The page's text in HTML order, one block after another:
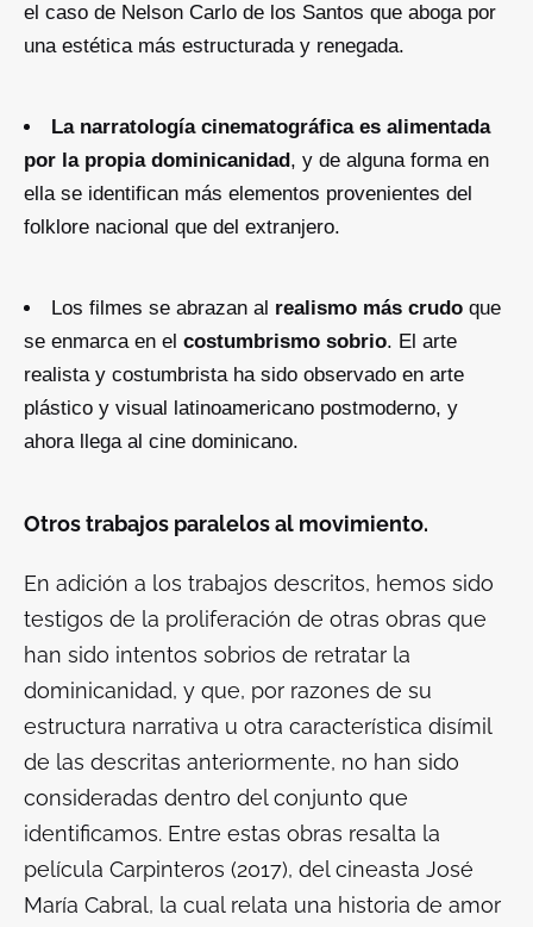
el caso de Nelson Carlo de los Santos que aboga por
una estética más estructurada y renegada.
La narratología cinematográfica es alimentada
por la propia dominicanidad , y de alguna forma en
ella se identifican más elementos provenientes del
folklore nacional que del extranjero.
Los filmes se abrazan al realismo más crudo que
se enmarca en el costumbrismo sobrio. El arte
realista y costumbrista ha sido observado en arte
plástico y visual latinoamericano postmoderno, y
ahora llega al cine dominicano.
Otros trabajos paralelos al movimiento.
En adición a los trabajos descritos, hemos sido
testigos de la proliferación de otras obras que
han sido intentos sobrios de retratar la
dominicanidad, y que, por razones de su
estructura narrativa u otra característica disímil
de las descritas anteriormente, no han sido
consideradas dentro del conjunto que
identificamos. Entre estas obras resalta la
película Carpinteros (2017), del cineasta José
María Cabral, la cual relata una historia de amor